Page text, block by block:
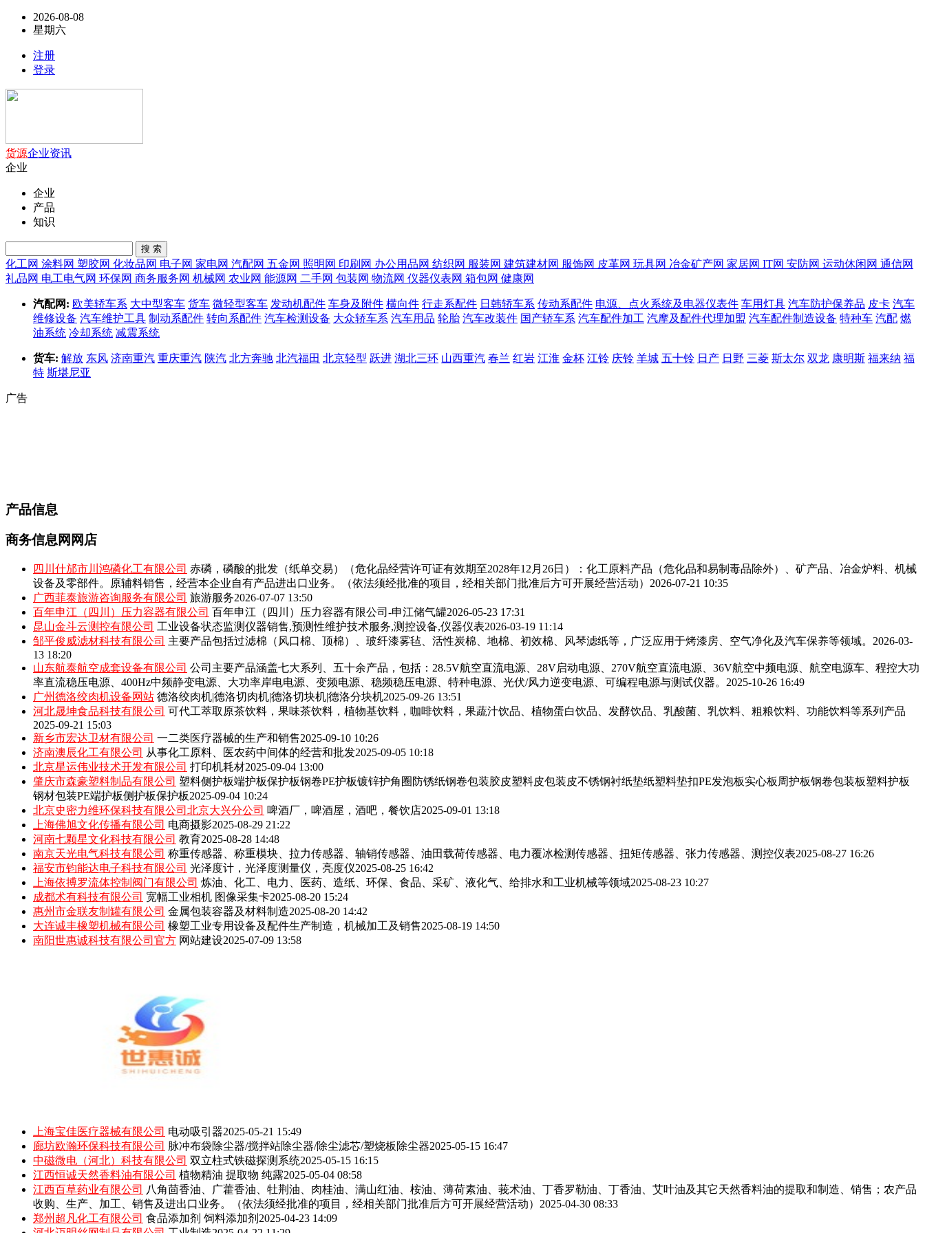
2026-08-08
星期六
注册
登录
货源企业资讯
企业
企业
产品
知识
搜 索
化工网 涂料网 塑胶网 化妆品网 电子网 家电网 汽配网 五金网 照明网 印刷网 办公用品网 纺织网 服装网 建筑建材网 服饰网 皮革网 玩具网 冶金矿产网 家居网 IT网 安防网 运动休闲网 通信网
礼品网 电工电气网 环保网 商务服务网 机械网 农业网 能源网 二手网 包装网 物流网 仪器仪表网 箱包网 健康网
汽配网: 欧美轿车系 大中型客车 货车 微轻型客车 发动机配件 车身及附件 横向件 行走系配件 日韩轿车系 传动系配件 电源、点火系统及电器仪表件 车用灯具 汽车防护保养品 皮卡 汽车
维修设备 汽车维护工具 制动系配件 转向系配件 汽车检测设备 大众轿车系 汽车用品 轮胎 汽车改装件 国产轿车系 汽车配件加工 汽摩及配件代理加盟 汽车配件制造设备 特种车 汽配 燃
油系统 冷却系统 减震系统
货车: 解放 东风 济南重汽 重庆重汽 陕汽 北方奔驰 北汽福田 北京轻型 跃进 湖北三环 山西重汽 春兰 红岩 江淮 金杯 江铃 庆铃 羊城 五十铃 日产 日野 三菱 斯太尔 双龙 康明斯 福来纳 福
特 斯堪尼亚
广告
产品信息
商务信息网网店
四川什邡市川鸿磷化工有限公司 赤磷，磷酸的批发（纸单交易）（危化品经营许可证有效期至2028年12月26日）：化工原料产品（危化品和易制毒品除外）、矿产品、冶金炉料、机械
设备及零部件。原辅料销售，经营本企业自有产品进出口业务。（依法须经批准的项目，经相关部门批准后方可开展经营活动） 2026-07-21 10:35
广西菲泰旅游咨询服务有限公司 旅游服务2026-07-07 13:50
百年申江（四川）压力容器有限公司 百年申江（四川）压力容器有限公司-申江储气罐2026-05-23 17:31
昆山金斗云测控有限公司 工业设备状态监测仪器销售,预测性维护技术服务,测控设备,仪器仪表2026-03-19 11:14
邹平俊威滤材科技有限公司 主要产品包括‌过滤棉（风口棉、顶棉）、玻纤漆雾毡、活性炭棉、地棉、初效棉、风琴滤纸‌等，广泛应用于烤漆房、空气净化及汽车保养等领域。‌‌ 2026-03-
13 18:20
山东航泰航空成套设备有限公司 公司主要产品涵盖七大系列、五十余产品，包括：28.5V航空直流电源、28V启动电源、270V航空直流电源、36V航空中频电源、航空电源车、程控大功
率直流稳压电源、400Hz中频静变电源、大功率岸电电源、变频电源、稳频稳压电源、特种电源、光伏/风力逆变电源、可编程电源与测试仪器。 2025-10-26 16:49
广州德洛绞肉机设备网站 德洛绞肉机|德洛切肉机|德洛切块机|德洛分块机2025-09-26 13:51
河北晟坤食品科技有限公司 可代工萃取原茶饮料，果味茶饮料，植物基饮料，咖啡饮料，果蔬汁饮品、植物蛋白饮品、发酵饮品、乳酸菌、乳饮料、粗粮饮料、功能饮料等系列产品
2025-09-21 15:03
新乡市宏达卫材有限公司 一二类医疗器械的生产和销售2025-09-10 10:26
济南澳辰化工有限公司 从事化工原料、医农药中间体的经营和批发2025-09-05 10:18
北京星运伟业技术开发有限公司 打印机耗材2025-09-04 13:00
肇庆市森豪塑料制品有限公司 塑料侧护板端护板保护板钢卷PE护板镀锌护角圈防锈纸钢卷包装胶皮塑料皮包装皮不锈钢衬纸垫纸塑料垫扣PE发泡板实心板周护板钢卷包装板塑料护板
钢材包装PE端护板侧护板保护板2025-09-04 10:24
北京史密力维环保科技有限公司北京大兴分公司 啤酒厂，啤酒屋，酒吧，餐饮店2025-09-01 13:18
上海佛旭文化传播有限公司 电商摄影2025-08-29 21:22
河南七颗星文化科技有限公司 教育2025-08-28 14:48
南京天光电气科技有限公司 称重传感器、称重模块、拉力传感器、轴销传感器、油田载荷传感器、电力覆冰检测传感器、扭矩传感器、张力传感器、测控仪表2025-08-27 16:26
福安市钧能达电子科技有限公司 光泽度计，光泽度测量仪，亮度仪2025-08-25 16:42
上海依搏罗流体控制阀门有限公司 炼油、化工、电力、医药、造纸、环保、食品、采矿、液化气、给排水和工业机械等领域2025-08-23 10:27
成都术有科技有限公司 宽幅工业相机 图像采集卡2025-08-20 15:24
惠州市金联友制罐有限公司 金属包装容器及材料制造2025-08-20 14:42
大连诚丰橡塑机械有限公司 橡塑工业专用设备及配件生产制造，机械加工及销售2025-08-19 14:50
南阳世惠诚科技有限公司官方 网站建设2025-07-09 13:58
上海宝佳医疗器械有限公司 电动吸引器2025-05-21 15:49
廊坊欧瀚环保科技有限公司 脉冲布袋除尘器/搅拌站除尘器/除尘滤芯/塑烧板除尘器2025-05-15 16:47
中磁微电（河北）科技有限公司 双立柱式铁磁探测系统2025-05-15 16:15
江西恒诚天然香料油有限公司 植物精油 提取物 纯露2025-05-04 08:58
江西百草药业有限公司
八角茴香油、广藿香油、牡荆油、肉桂油、满山红油、桉油、薄荷素油、莪术油、丁香罗勒油、丁香油、艾叶油及其它天然香料油的提取和制造、销售；农产品
收购、生产、加工、销售及进出口业务。（依法须经批准的项目，经相关部门批准后方可开展经营活动） 2025-04-30 08:33
郑州超凡化工有限公司 食品添加剂 饲料添加剂 2025-04-23 14:09